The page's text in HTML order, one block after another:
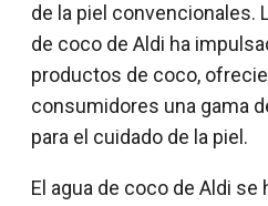
de la piel convencionales.
de coco de Aldi ha
productos de coco,
consumidores una gama
para el cuidado de la piel.
El agua de coco de Aldi se